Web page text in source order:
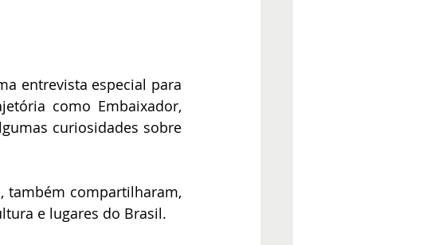
entrevista especial para
como Embaixador,
curiosidades sobre
também compartilharam,
e lugares do Brasil.